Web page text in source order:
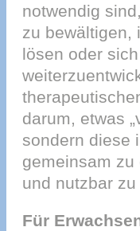
notwendig
zu bewältigen,
lösen oder
darum, etwas
sondern diese
gemeinsam
und nutzbar zu
Für